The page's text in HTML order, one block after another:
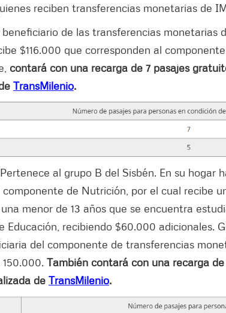
reciben transferencias monetarias de
beneficiario de las transferencias monetarias
$116.000 que corresponden al
contará con una recarga de 7 pasajes
TransMilenio.
Pertenece al grupo B del Sisbén. En su hogar
componente de Nutrición, por el cual recibe
menor de 13 años que se encuentra
Educación, recibiendo $60.000 adicionales.
del componente de transferencias
También contará con una recarga
de TransMilenio.